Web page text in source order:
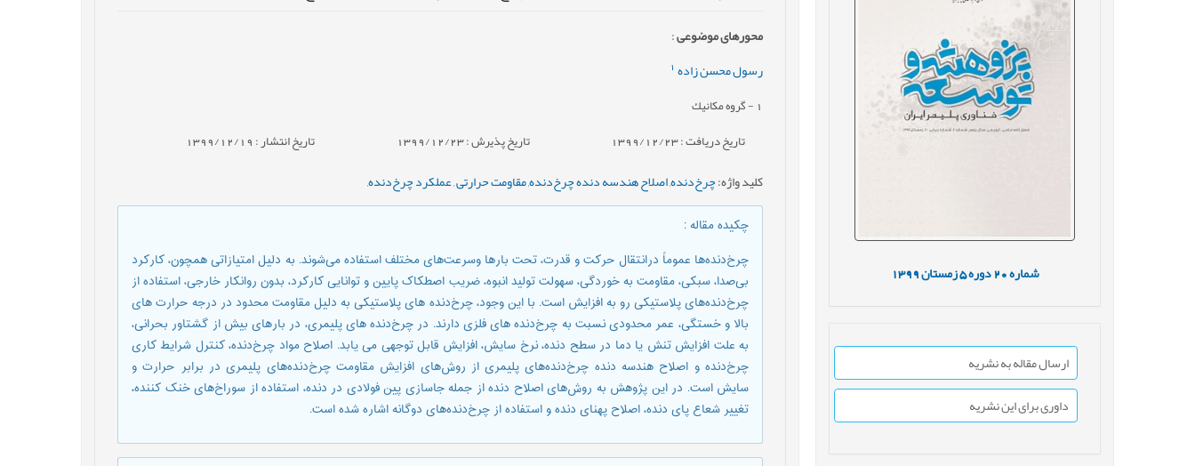
شماره دوره5 زمستان1399
ارسال مقاله به نشریه
داوری برای این نشریه
محورهای موضوعی:
رسول محسن زاده 1
1 - گروه مكانيك
تاریخ دریافت : 1399/12/23 تاریخ پذیرش : 1399/12/23 تاریخ انتشار : 1399/12/19
کلید واژه:چرخ‌دنده,اصلاح هندسه دنده چرخ‌دنده,مقاومت حرارتی,عملکرد چرخ‌دنده,
چکیده مقاله:
چرخ‌دنده‌ها عموماً درانتقال حرکت و قدرت، تحت بارها وسرعت‌های مختلف استفاده می‌شوند. به دلیل امتیازاتی همچون، کارکرد
بی‌صدا، سبکی، مقاومت به خوردگی، سهولت تولید انبوه، ضریب اصطکاک پایین و توانایی کارکرد، بدون روانکار خارجی، استفاده از
چرخ‌دنده‌های پلاستیکی رو به افزایش است. با این وجود، چرخ‌دنده های پلاستیکی به دلیل مقاومت محدود در درجه حرارت های
بالا و خستگی، عمر محدودی نسبت به چرخ‌دنده های فلزی دارند. در چرخ‌دنده های پلیمری، در بارهای بیش از گشتاور بحرانی،
به علت افزایش تنش یا دما در سطح دنده، نرخ سایش، افزایش قابل توجهی می یابد. اصلاح مواد چرخ‌دنده، کنترل شرایط کاری
چرخ‌دنده و اصلاح هندسه دنده چرخ‌دنده‌های پلیمری از روش‌های افزایش مقاومت چرخ‌دنده‌های پلیمری در برابر حرارت و
سایش است. در این پژوهش به روش‌های اصلاح دنده از جمله جاسازی پین فولادی در دنده، استفاده از سوراخ‌های خنک کننده،
تغییر شعاع پای دنده، اصلاح پهنای دنده و استفاده از چرخ‌دنده‌های دوگانه اشاره شده است.